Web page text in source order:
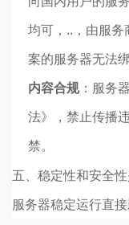
均可，..，由服务
案的服务器无法
内容合规：服务
法》，禁止传播
禁。
五、稳定性和安全性
服务器稳定运行直